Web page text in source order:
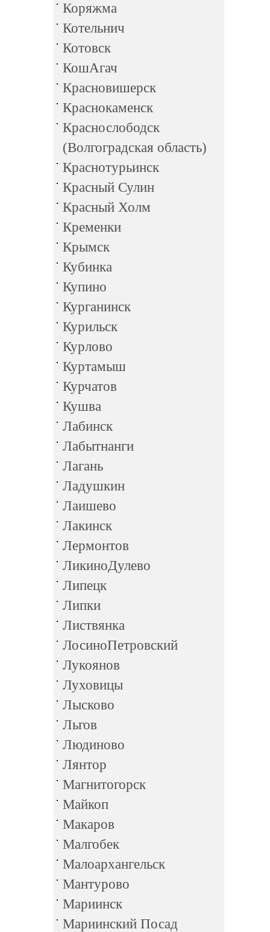
Коряжма
Котельнич
Котовск
КошАгач
Красновишерск
Краснокаменск
Краснослободск
(Волгоградская область)
Краснотурьинск
Красный Сулин
Красный Холм
Кременки
Крымск
Кубинка
Купино
Курганинск
Курильск
Курлово
Куртамыш
Курчатов
Кушва
Лабинск
Лабытнанги
Лагань
Ладушкин
Лаишево
Лакинск
Лермонтов
ЛикиноДулево
Липецк
Липки
Листвянка
ЛосиноПетровский
Лукоянов
Луховицы
Лысково
Льгов
Людиново
Лянтор
Магнитогорск
Майкоп
Макаров
Малгобек
Малоархангельск
Мантурово
Мариинск
Мариинский Посад